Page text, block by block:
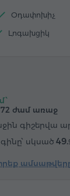
Օդափոխիչ
Լոգախցիկ
72 ժամ առաջ
գիշերվա
սկսած 49.